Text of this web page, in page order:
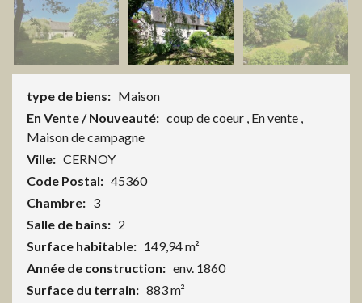
type de biens: Maison
En Vente / Nouveauté: coup de coeur , En vente ,
Maison de campagne
Ville: CERNOY
Code Postal: 45360
Chambre: 3
Salle de bains: 2
Surface habitable: 149,94 m²
Année de construction: env. 1860
Surface du terrain: 883 m²